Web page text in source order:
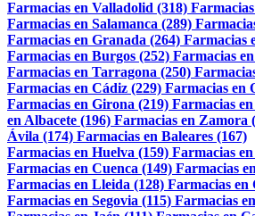
Farmacias en Valladolid (318)
Farmacias en Salamanca (289)
Farmacias en Granada (264) Farmacias
Farmacias en Burgos (252) Farmacias
Farmacias en Tarragona (250)
Farmacias en Cádiz (229) Farmacias en
Farmacias en Girona (219) Farmacias
en Albacete (196) Farmacias en Zamora
Ávila (174) Farmacias en Baleares (167)
Farmacias en Huelva (159) Farmacias
Farmacias en Cuenca (149) Farmacias
Farmacias en Lleida (128) Farmacias en
Farmacias en Segovia (115) Farmacias